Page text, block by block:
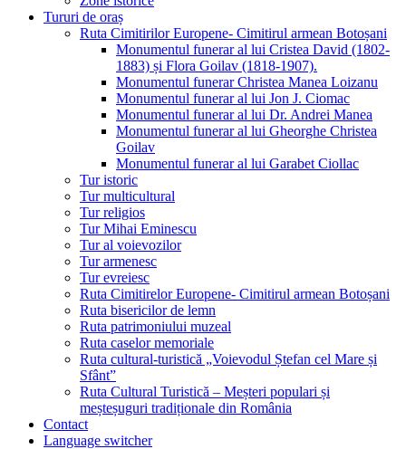
Tururi de oraș
Ruta Cimitirilor Europene- Cimitirul armean Botoșani
Monumentul funerar al lui Cristea David (1802-
1883) și Flora Goilav (1818-1907).
Monumentul funerar Christea Manea Loizanu
Monumentul funerar al lui Jon J. Ciomac
Monumentul funerar al lui Dr. Andrei Manea
Monumentul funerar al lui Gheorghe Christea
Goilav
Monumentul funerar al lui Garabet Ciollac
Tur istoric
Tur multicultural
Tur religios
Tur Mihai Eminescu
Tur al voievozilor
Tur armenesc
Tur evreiesc
Ruta Cimitirelor Europene- Cimitirul armean Botoșani
Ruta bisericilor de lemn
Ruta patrimoniului muzeal
Ruta caselor memoriale
Ruta cultural-turistică „Voievodul Ștefan cel Mare și
Sfânt”
Ruta Cultural Turistică – Meșteri populari și
meșteșuguri tradiționale din România
Contact
Language switcher